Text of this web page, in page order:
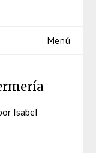
Menú
Isabel